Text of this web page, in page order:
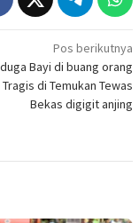
Pos berikutnya
Bayi di buang orang
Tragis di Temukan Tewas
Bekas digigit anjing